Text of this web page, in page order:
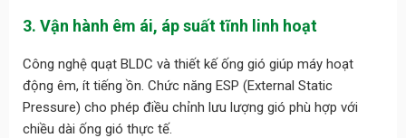
3. Vận hành êm ái, áp suất tĩnh linh hoạt
Công nghệ quạt BLDC và thiết kế ống gió giúp máy hoạt
động êm, ít tiếng ồn. Chức năng ESP (External Static
Pressure) cho phép điều chỉnh lưu lượng gió phù hợp với
chiều dài ống gió thực tế.